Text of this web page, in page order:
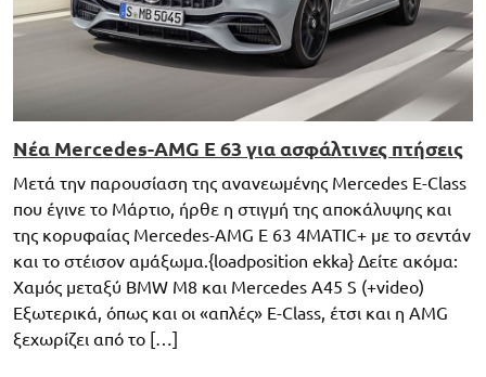
Νέα Mercedes-AMG E 63 για ασφάλτινες πτήσεις
Μετά την παρουσίαση της ανανεωμένης Mercedes E-Class
που έγινε το Μάρτιο, ήρθε η στιγμή της αποκάλυψης και
της κορυφαίας Mercedes-AMG E 63 4MATIC+ με το σεντάν
και το στέισον αμάξωμα.{loadposition ekka} Δείτε ακόμα:
Χαμός μεταξύ BMW M8 και Mercedes A45 S (+video)
Εξωτερικά, όπως και οι «απλές» E-Class, έτσι και η AMG
ξεχωρίζει από το […]